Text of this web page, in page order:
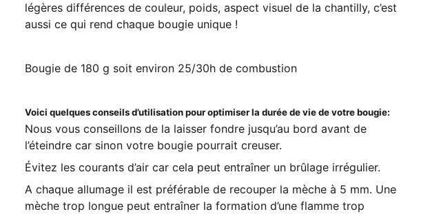
légères différences de couleur, poids, aspect visuel de la chantilly, c’est
aussi ce qui rend chaque bougie unique !
Bougie de 180 g soit environ 25/30h de combustion
Voici quelques conseils d’utilisation pour optimiser la durée de vie de votre bougie:
Nous vous conseillons de la laisser fondre jusqu’au bord avant de
l’éteindre car sinon votre bougie pourrait creuser.
Évitez les courants d’air car cela peut entraîner un brûlage irrégulier.
A chaque allumage il est préférable de recouper la mèche à 5 mm. Une
mèche trop longue peut entraîner la formation d’une flamme trop